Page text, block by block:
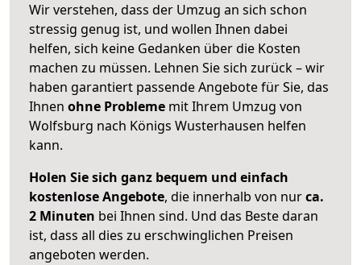
Wir verstehen, dass der Umzug an sich schon
stressig genug ist, und wollen Ihnen dabei
helfen, sich keine Gedanken über die Kosten
machen zu müssen. Lehnen Sie sich zurück – wir
haben garantiert passende Angebote für Sie, das
Ihnen ohne Probleme mit Ihrem Umzug von
Wolfsburg nach Königs Wusterhausen helfen
kann.
Holen Sie sich ganz bequem und einfach
kostenlose Angebote, die innerhalb von nurca.
2 Minuten bei Ihnen sind. Und das Beste daran
ist, dass all dies zu erschwinglichen Preisen
angeboten werden.